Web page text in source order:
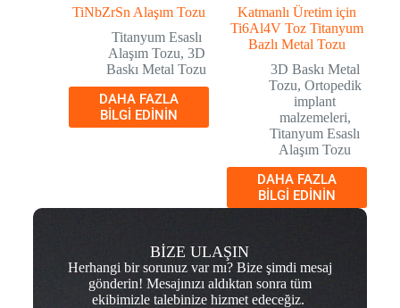
TiNbZrSn Alaşım Tozu
Titanyum Esaslı
Alaşım Tozu, 3D
Baskı Metal Tozu
DAHA FAZLA
BILGI EDININ
Katmanlı Üretim için
Ti6Al4V Toz Titanyum
Bazlı Metal Tozu
3D Baskı Metal
Tozu, Ortopedik
implant
malzemeleri,
Titanyum Esaslı
Alaşım Tozu
DAHA FAZLA
BILGI EDININ
BİZE ULAŞIN
Herhangi bir sorunuz var mı? Bize şimdi mesaj
gönderin! Mesajınızı aldıktan sonra tüm
ekibimizle talebinize hizmet edeceğiz.